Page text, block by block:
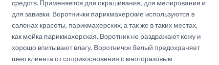
средств. Применяется для окрашивания, для мелирования и
для завивки. Воротнички парикмахерские используются в
салонах красоты, парикмахерских, а так же в таких местах,
как мойка парикмахерская. Воротник не раздражают кожу и
хорошо впитывают влагу. Воротничок белый предохраняет
шею клиента от соприкосновения с многоразовым